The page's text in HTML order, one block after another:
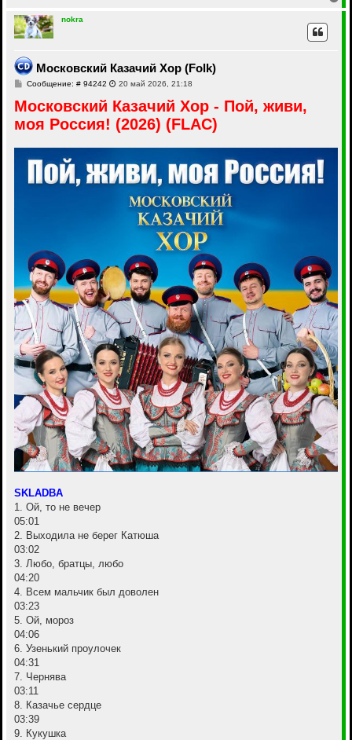
е
nokra
Московский Казачий Хор (Folk)
Сообщение: # 94242С
о
б
щ
е
и
20 май 2026, 21:18
Московский Казачий Хор - Пой, живи,
моя Россия! (2026) (FLAC)
SKLADBA
1. Ой, то не вечер
05:01
2. Выходила не берег Катюша
03:02
3. Любо, братцы, любо
04:20
4. Всем мальчик был доволен
03:23
5. Ой, мороз
04:06
6. Узенький проулочек
04:31
7. Чернява
03:11
8. Казачье сердце
03:39
9. Кукушка